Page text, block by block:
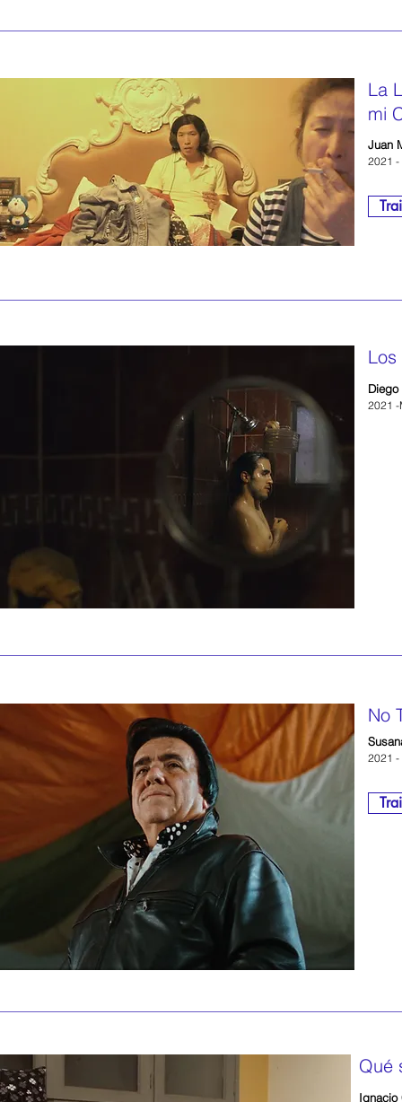
La
mi
Juan
2021 -
Los
Diego
2021 -
2021 -
No
Ignacio
Qué